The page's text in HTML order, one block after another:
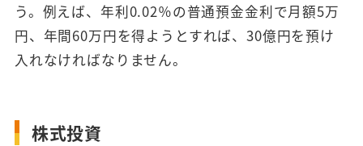
う。例えば、年利0.02％の普通預金金利で月額5万
円、年間60万円を得ようとすれば、30億円を預け
入れなければなりません。
株式投資